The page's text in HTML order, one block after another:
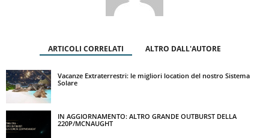
ARTICOLI CORRELATI ALTRO DALL'AUTORE
Vacanze Extraterrestri: le migliori location del nostro Sistema
Solare
IN AGGIORNAMENTO: ALTRO GRANDE OUTBURST DELLA
220P/MCNAUGHT